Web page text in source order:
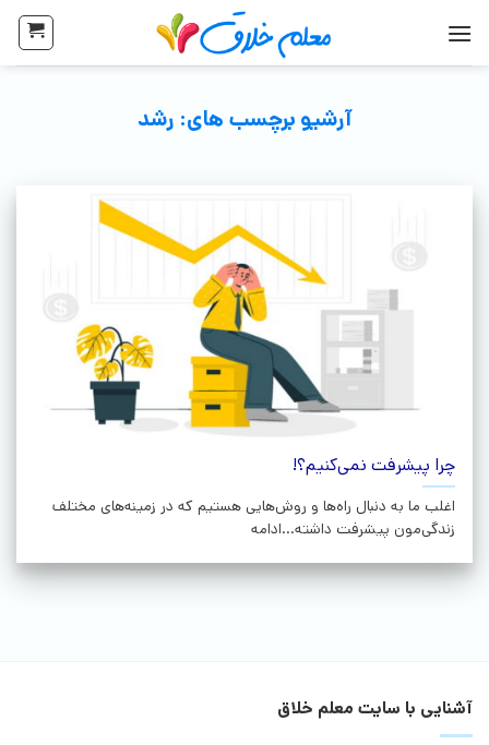
آرشیو برچسب های: رشد
چرا پیشرفت نمی‌کنیم؟!
اغلب ما به دنبال راه‌ها و روش‌هایی هستیم که در زمینه‌های مختلف
زندگی‌مون پیشرفت داشته...ادامه
آشنایی با سایت معلم خلاق